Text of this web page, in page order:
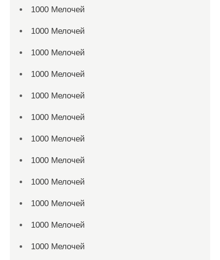
1000 Мелочей
1000 Мелочей
1000 Мелочей
1000 Мелочей
1000 Мелочей
1000 Мелочей
1000 Мелочей
1000 Мелочей
1000 Мелочей
1000 Мелочей
1000 Мелочей
1000 Мелочей